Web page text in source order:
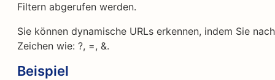
Filtern abgerufen werden.
Sie können dynamische URLs erkennen, indem Sie nach
Zeichen wie: ?, =, &.
Beispiel